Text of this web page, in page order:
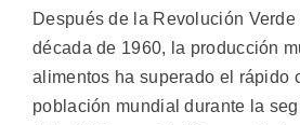
Después de la Revolución
década de 1960, la producción
alimentos ha superado el rápido
población mundial durante la